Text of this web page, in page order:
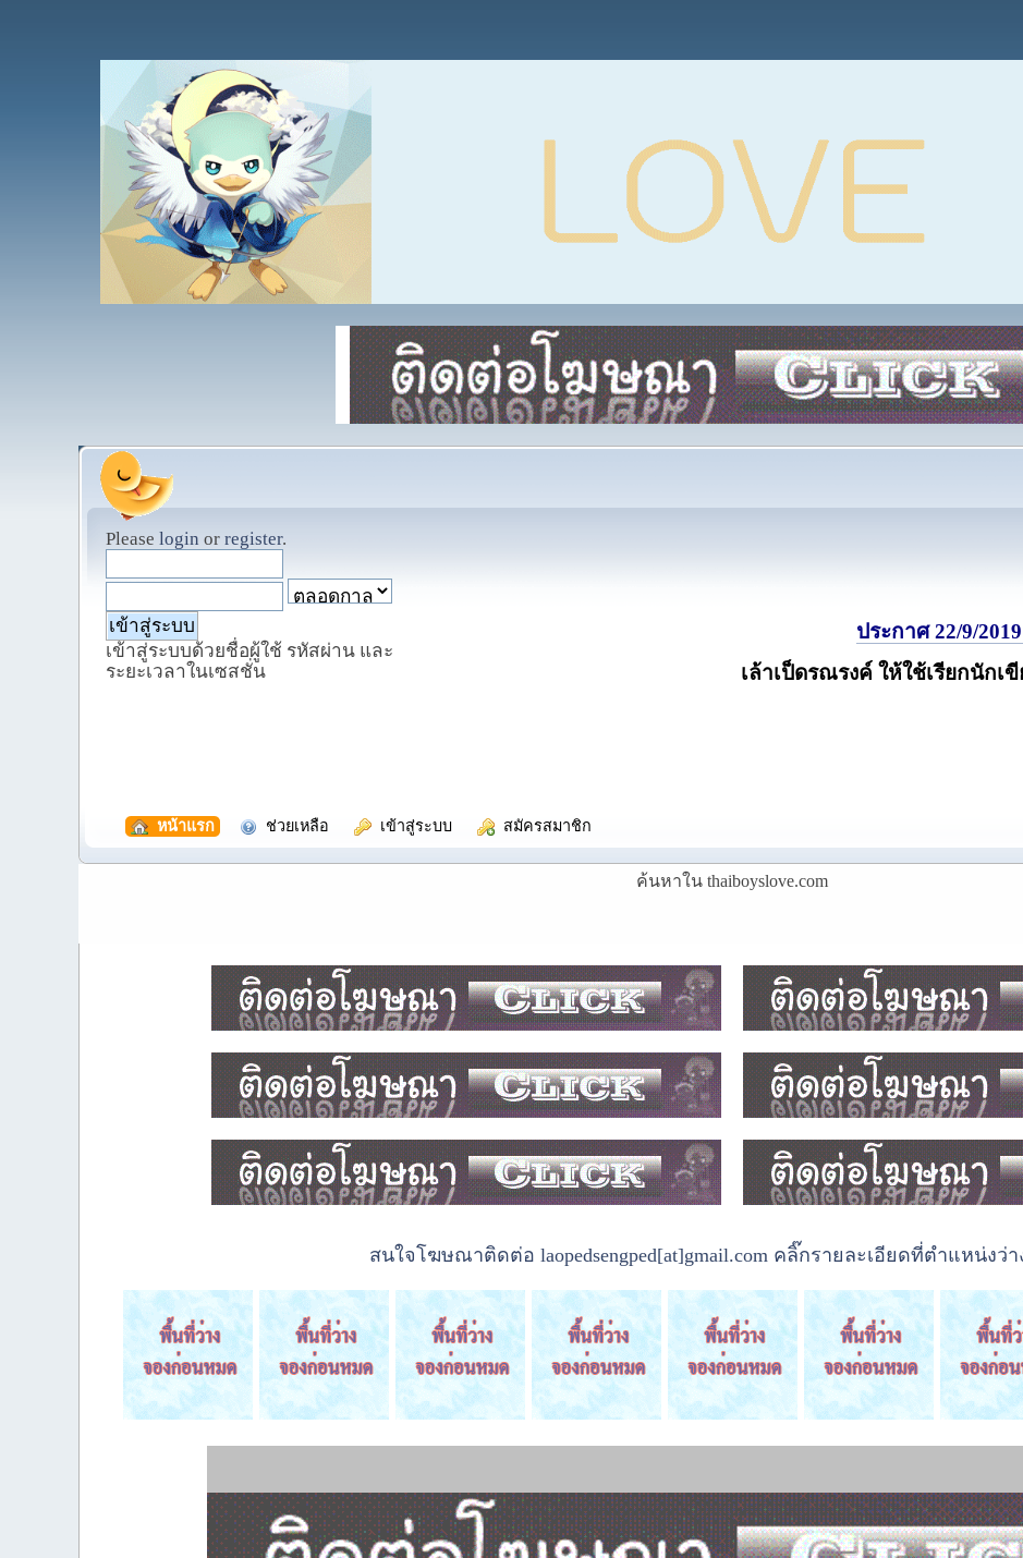
Please login or register.
เข้าสู่ระบบด้วยชื่อผู้ใช้ รหัสผ่าน และ
ระยะเวลาในเซสชั่น
ประกาศ 22/9/
เล้าเป็ดรณรงค์ ให้ใช้เรียกนักเ
หน้าแรก ช่วยเหลือ เข้าสู่ระบบ สมัครสมาชิก
ค้นหาใน thaiboyslove.com
สนใจโฆษณาติดต่อ laopedsengped[at]gmail.com คลิ๊กรายละเอียดที่ตำแหน่งว่า